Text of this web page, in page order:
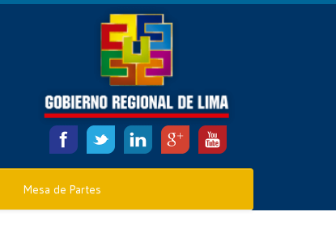
Mesa de Partes